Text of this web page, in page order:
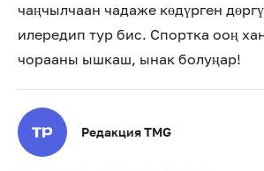
чаңчылчаан чадаже көдүрген
илередип тур бис. Спортка ооң
чорааны ышкаш, ынак болуңар!
Редакция TMG